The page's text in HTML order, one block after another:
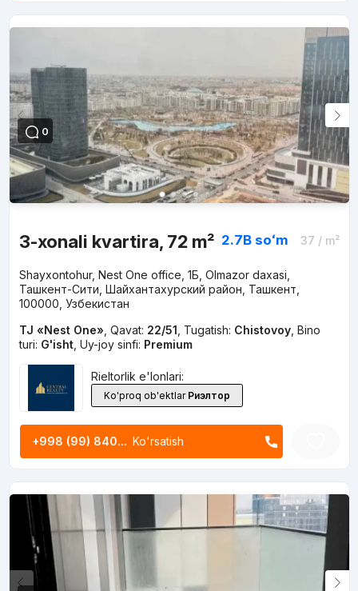
0
3-xonali kvartira, 72 m² 2.7B soʻm 37 / m²
Shayxontohur, Nest One office, 1Б, Olmazor daxasi,
Ташкент-Сити, Шайхантахурский район, Ташкент,
100000, Узбекистан
TJ «Nest One» Qavat: 22/51 Tugatish: Chistovoy, Bino
turi: G'isht, Uy-joy sinfi: Premium
Rieltorlik e'lonlari:
Ko'proq ob'ektlar Риэлтор
+998 (99) 840... Ko'rsatish